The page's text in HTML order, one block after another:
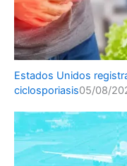
Estados Unidos
ciclosporiasis05/08/